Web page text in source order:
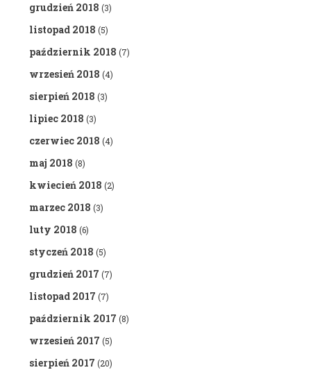
grudzień 2018 (3)
listopad 2018 (5)
październik 2018 (7)
wrzesień 2018 (4)
sierpień 2018 (3)
lipiec 2018 (3)
czerwiec 2018 (4)
maj 2018 (8)
kwiecień 2018 (2)
marzec 2018 (3)
luty 2018 (6)
styczeń 2018 (5)
grudzień 2017 (7)
listopad 2017 (7)
październik 2017 (8)
wrzesień 2017 (5)
sierpień 2017 (20)